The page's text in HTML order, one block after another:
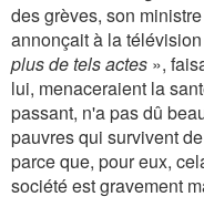
des grèves, son
annonçait à la
plus de tels actes »,
lui, menaceraient la
passant, n'a pas dû
pauvres qui survivent
parce que, pour eux,
société est gravement